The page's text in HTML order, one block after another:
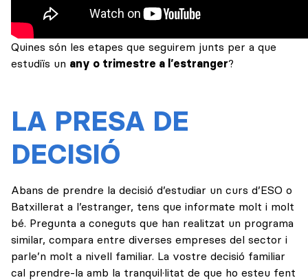
Quines són les etapes que seguirem junts per a que
estudiïs un any o trimestre a l’estranger?
LA PRESA DE
DECISIÓ
Abans de prendre la decisió d’estudiar un curs d’ESO o
Batxillerat a l’estranger, tens que informate molt i molt
bé. Pregunta a coneguts que han realitzat un programa
similar, compara entre diverses empreses del sector i
parle’n molt a nivell familiar. La vostre decisió familiar
cal prendre-la amb la tranquil·litat de que ho esteu fent